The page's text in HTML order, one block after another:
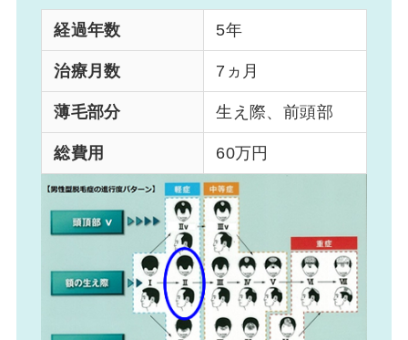
経過年数 5年
治療月数 7ヵ月
薄毛部分 生え際、前頭部
総費用 60万円